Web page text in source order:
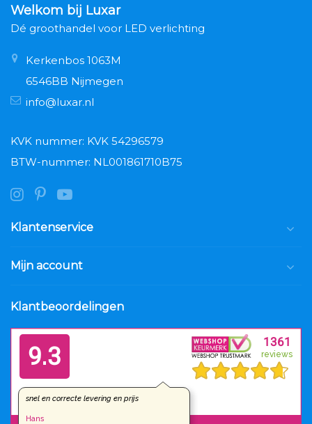
Welkom bij Luxar
Dé groothandel voor LED verlichting
Kerkenbos 1063M
6546BB Nijmegen
info@luxar.nl
KVK nummer: KVK 54296579
BTW-nummer: NL001861710B75
Klantenservice
Mijn account
Klantbeoordelingen